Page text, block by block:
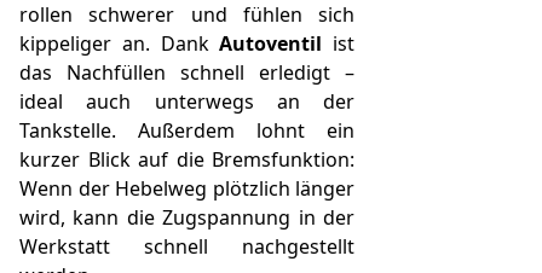
rollen schwerer und fühlen sich
kippeliger an. DankAutoventil ist
das Nachfüllen schnell erledigt –
ideal auch unterwegs an der
Tankstelle. Außerdem lohnt ein
kurzer Blick auf die Bremsfunktion:
Wenn der Hebelweg plötzlich länger
wird, kann die Zugspannung in der
Werkstatt schnell nachgestellt